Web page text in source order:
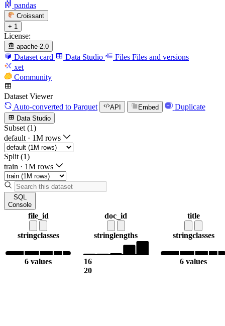
pandas
Croissant
+ 1
License:
apache-2.0
Dataset card Data Studio Files Files and versions
xet
Community
Dataset Viewer
Auto-converted to Parquet API Embed Duplicate
Data Studio
Subset (1)
default · 1M rows
Split (1)
train · 1M rows
SQL
Console
file_id
stringclasses
6 values
doc_id
stringlengths
16
20
title
stringclasses
6 values